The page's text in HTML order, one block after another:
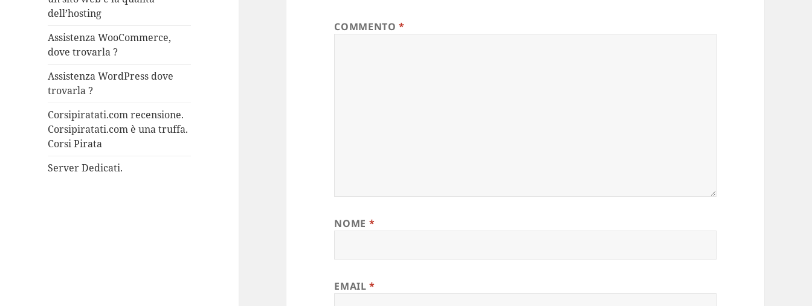
dell’hosting
Assistenza WooCommerce,
dove trovarla ?
Assistenza WordPress dove
trovarla ?
Corsipiratati.com recensione.
Corsipiratati.com è una truffa.
Corsi Pirata
Server Dedicati.
COMMENTO*
NOME *
EMAIL*